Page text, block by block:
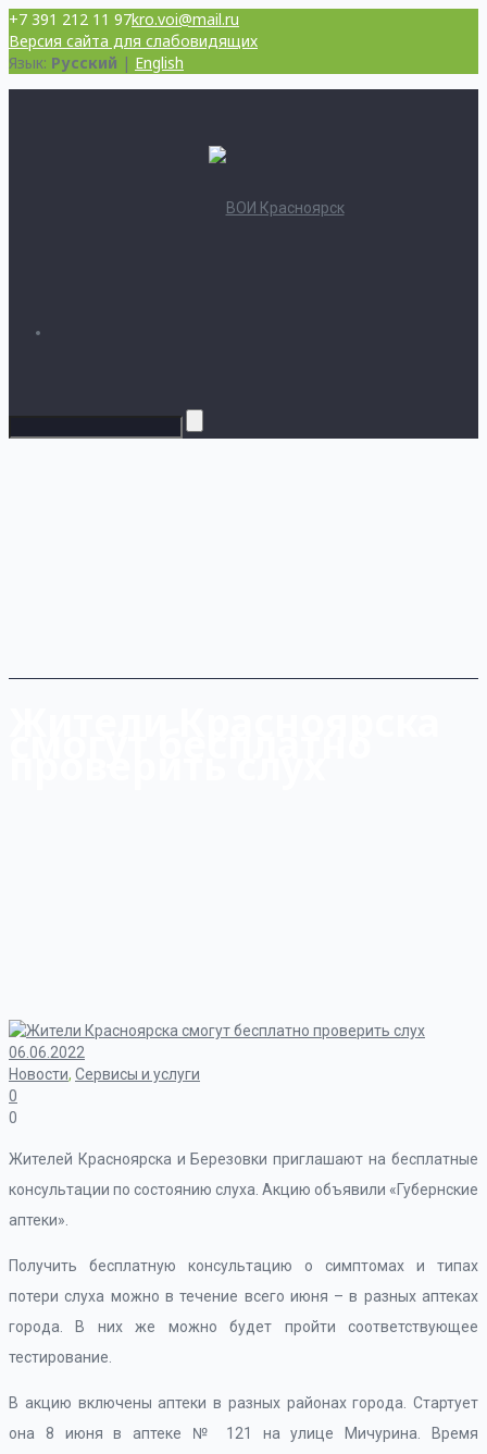
+7 391 212 11 97kro.voi@mail.ru
Версия сайта для слабовидящих
Язык: Русский | English
06.06.2022
Новости, Сервисы и услуги
0
0
Жителей Красноярска и Березовки приглашают на бесплатные
консультации по состоянию слуха. Акцию объявили «Губернские
аптеки».
Получить бесплатную консультацию о симптомах и типах
потери слуха можно в течение всего июня – в разных аптеках
города. В них же можно будет пройти соответствующее
тестирование.
В акцию включены аптеки в разных районах города. Стартует
она 8 июня в аптеке № 121 на улице Мичурина. Время